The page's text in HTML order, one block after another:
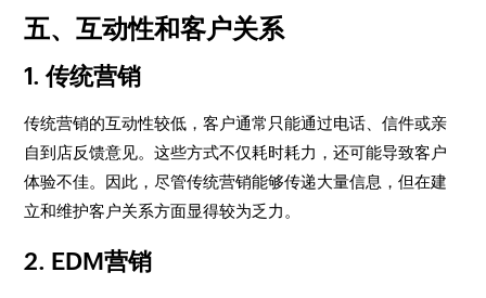
五、互动性和客户关系
1. 传统营销
传统营销的互动性较低，客户通常只能通过电话、信件或亲
自到店反馈意见。这些方式不仅耗时耗力，还可能导致客户
体验不佳。因此，尽管传统营销能够传递大量信息，但在建
立和维护客户关系方面显得较为乏力。
2. EDM营销